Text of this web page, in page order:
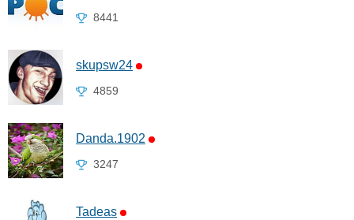
8441
skupsw24
4859
Danda.1902
3247
Tadeas